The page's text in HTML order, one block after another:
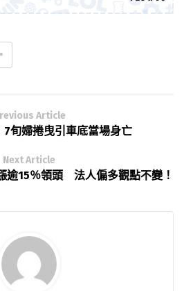
Article
7旬婦捲曳引車底當場身亡
Next Article
逾15％領頭 法人偏多觀點不變！